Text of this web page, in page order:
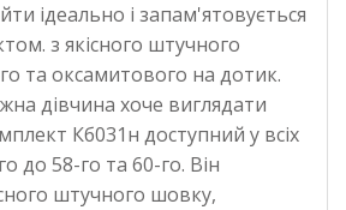
ідеально і запам'ятовується
з якісного штучного
та оксамитового на дотик.
дівчина хоче виглядати
Кб031н доступний у всіх
до 58-го та 60-го. Він
штучного шовку,